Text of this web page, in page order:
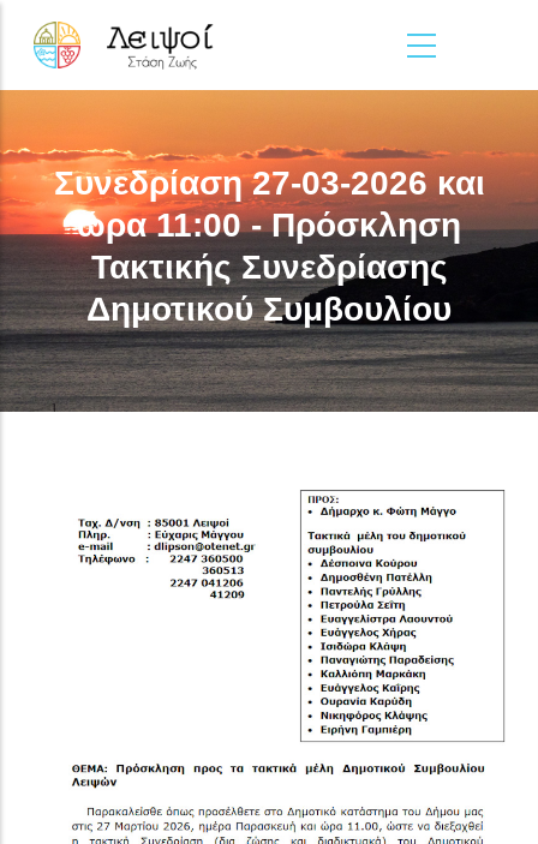
Συνεδρίαση 27-03-2026 και
ώρα 11:00 - Πρόσκληση
Τακτικής Συνεδρίασης
Δημοτικού Συμβουλίου